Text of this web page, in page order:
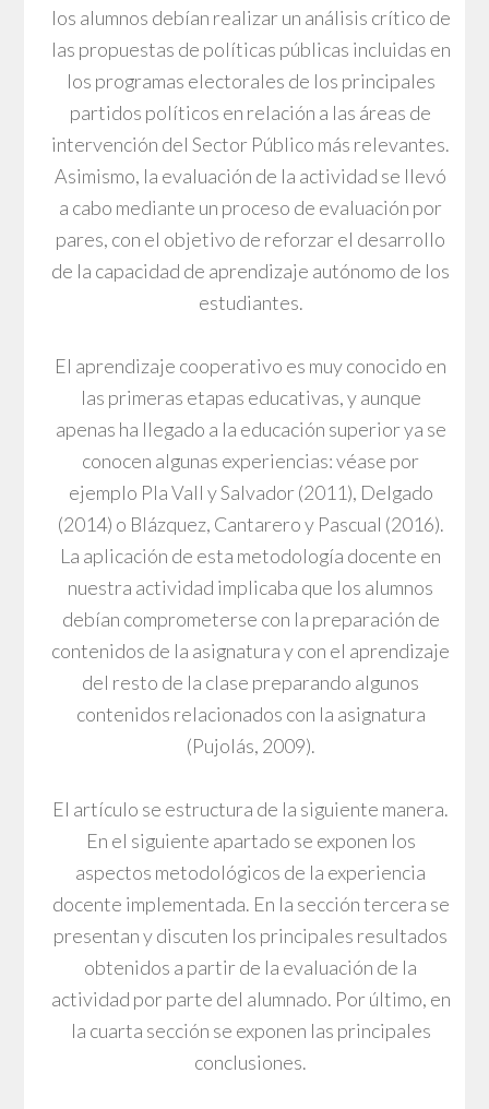
los alumnos debían realizar un análisis crítico de
las propuestas de políticas públicas incluidas en
los programas electorales de los principales
partidos políticos en relación a las áreas de
intervención del Sector Público más relevantes.
Asimismo, la evaluación de la actividad se llevó
a cabo mediante un proceso de evaluación por
pares, con el objetivo de reforzar el desarrollo
de la capacidad de aprendizaje autónomo de los
estudiantes.
El aprendizaje cooperativo es muy conocido en
las primeras etapas educativas, y aunque
apenas ha llegado a la educación superior ya se
conocen algunas experiencias: véase por
ejemplo Pla Vall y Salvador (2011), Delgado
(2014) o Blázquez, Cantarero y Pascual (2016).
La aplicación de esta metodología docente en
nuestra actividad implicaba que los alumnos
debían comprometerse con la preparación de
contenidos de la asignatura y con el aprendizaje
del resto de la clase preparando algunos
contenidos relacionados con la asignatura
(Pujolás, 2009).
El artículo se estructura de la siguiente manera.
En el siguiente apartado se exponen los
aspectos metodológicos de la experiencia
docente implementada. En la sección tercera se
presentan y discuten los principales resultados
obtenidos a partir de la evaluación de la
actividad por parte del alumnado. Por último, en
la cuarta sección se exponen las principales
conclusiones.